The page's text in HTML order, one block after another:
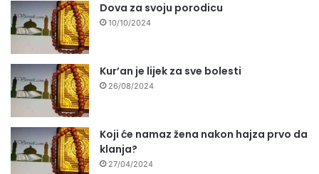
Dova za svoju porodicu
10/10/2024
Kur’an je lijek za sve bolesti
26/08/2024
Koji će namaz žena nakon hajza prvo da
klanja?
27/04/2024